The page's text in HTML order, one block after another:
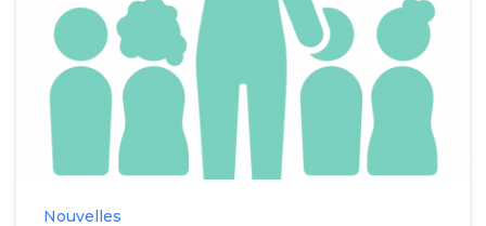
Nouvelles